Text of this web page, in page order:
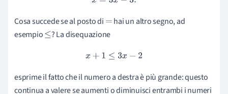
Cosa succede se al posto di = hai un altro segno, ad
esempio≤ ? La disequazione
x+ 1≤3 x−2
esprime il fatto che il numero a destra è più grande: questo
continua a valere se aumenti o diminuisci entrambi i numeri